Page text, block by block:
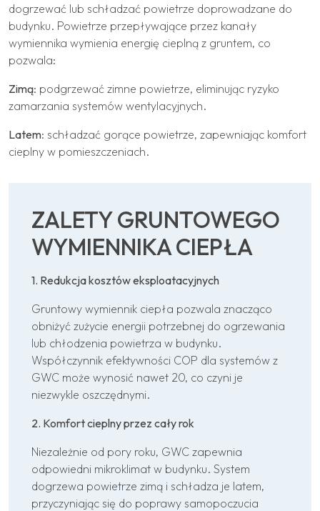
dogrzewać lub schładzać powietrze doprowadzane do
budynku. Powietrze przepływające przez kanały
wymiennika wymienia energię cieplną z gruntem, co
pozwala:
Zimą: podgrzewać zimne powietrze, eliminując ryzyko
zamarzania systemów wentylacyjnych.
Latem: schładzać gorące powietrze, zapewniając komfort
cieplny w pomieszczeniach.
ZALETY GRUNTOWEGO
WYMIENNIKA CIEPŁA
1. Redukcja kosztów eksploatacyjnych
Gruntowy wymiennik ciepła pozwala znacząco
obniżyć zużycie energii potrzebnej do ogrzewania
lub chłodzenia powietrza w budynku.
Współczynnik efektywności COP dla systemów z
GWC może wynosić nawet 20, co czyni je
niezwykle oszczędnymi.
2. Komfort cieplny przez cały rok
Niezależnie od pory roku, GWC zapewnia
odpowiedni mikroklimat w budynku. System
dogrzewa powietrze zimą i schładza je latem,
przyczyniając się do poprawy samopoczucia